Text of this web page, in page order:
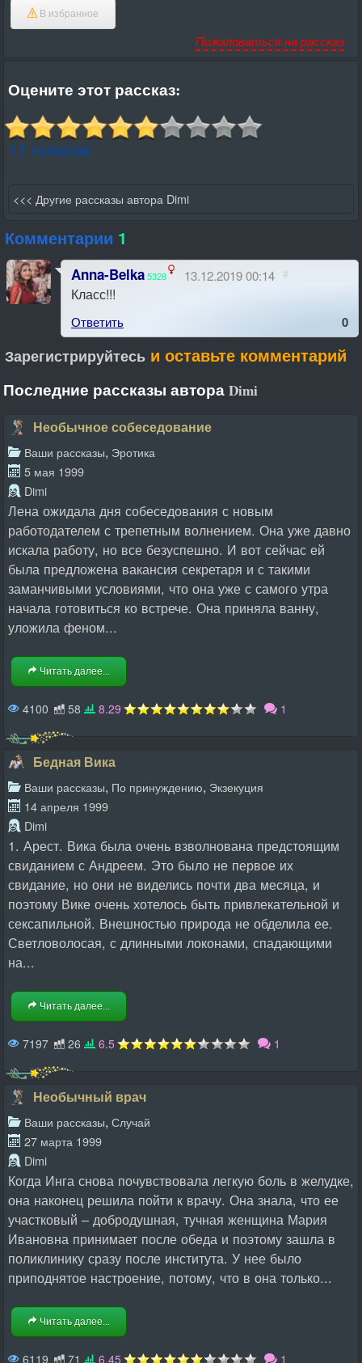
В избранное
Пожаловаться на рассказ
Оцените этот рассказ:
11 голосов
<<< Другие рассказы автора Dimi
Комментарии 1
Anna-Belka5328 13.12.2019 00:14 #
Класс!!!
Ответить 0
Зарегистрируйтесь и оставьте комментарий
Последние рассказы автора Dimi
Необычное собеседование
Ваши рассказы, Эротика
5 мая 1999
Dimi
Лена ожидала дня собеседования с новым
работодателем с трепетным волнением. Она уже давно
искала работу, но все безуспешно. И вот сейчас ей
была предложена вакансия секретаря и с такими
заманчивыми условиями, что она уже с самого утра
начала готовиться ко встрече. Она приняла ванну,
уложила феном...
Читать далее...
4100 58 8.29 1
Бедная Вика
Ваши рассказы, По принуждению, Экзекуция
14 апреля 1999
Dimi
1. Арест. Вика была очень взволнована предстоящим
свиданием с Андреем. Это было не первое их
свидание, но они не виделись почти два месяца, и
поэтому Вике очень хотелось быть привлекательной и
сексапильной. Внешностью природа не обделила ее.
Светловолосая, с длинными локонами, спадающими
на...
Читать далее...
7197 26 6.5 1
Необычный врач
Ваши рассказы, Случай
27 марта 1999
Dimi
Когда Инга снова почувствовала легкую боль в желудке,
она наконец решила пойти к врачу. Она знала, что ее
участковый – добродушная, тучная женщина Мария
Ивановна принимает после обеда и поэтому зашла в
поликлинику сразу после института. У нее было
приподнятое настроение, потому, что в она только...
Читать далее...
6119 71 6.45 1